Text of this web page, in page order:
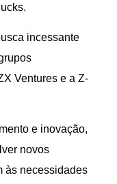
incessante
Ventures e a Z-
e inovação,
novos
às necessidades